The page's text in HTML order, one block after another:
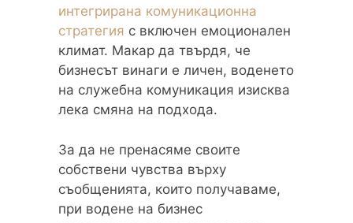
интегрирана комуникационна
стратегия с включен емоционален
климат. Макар да твърдя, че
бизнесът винаги е личен, воденето
на служебна комуникация изисква
лека смяна на подхода.
За да не пренасяме своите
собствени чувства върху
съобщенията, които получаваме,
при водене на бизнес